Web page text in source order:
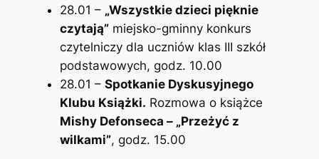
28.01 – „Wszystkie dzieci pięknie
czytają”miejsko-gminny konkurs
czytelniczy dla uczniów klas III szkół
podstawowych, godz. 10.00
28.01 – Spotkanie Dyskusyjnego
Klubu Książki. Rozmowa o książce
Mishy Defonseca – „Przeżyć z
wilkami”, godz. 15.00